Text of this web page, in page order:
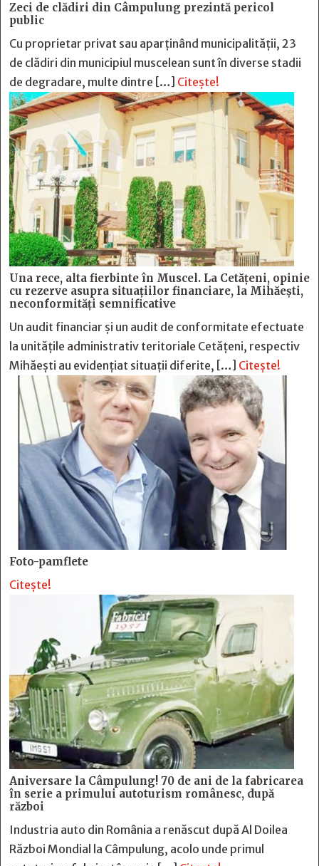
Zeci de clădiri din Câmpulung prezintă pericol
public
Cu proprietar privat sau aparținând municipalității, 23
de clădiri din municipiul muscelean sunt în diverse stadii
de degradare, multe dintre […] Citește!
Una rece, alta fierbinte în Muscel. La Cetăţeni, opinie
cu rezerve asupra situaţiilor financiare, la Mihăeşti,
neconformităţi semnificative
Un audit financiar și un audit de conformitate efectuate
la unitățile administrativ teritoriale Cetățeni, respectiv
Mihăești au evidențiat situații diferite, […] Citește!
Foto-pamflete
Citește!
Aniversare la Câmpulung! 70 de ani de la fabricarea
în serie a primului autoturism românesc, după
război
Industria auto din România a renăscut după Al Doilea
Război Mondial la Câmpulung, acolo unde primul